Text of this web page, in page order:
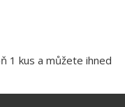
1 kus a můžete ihned